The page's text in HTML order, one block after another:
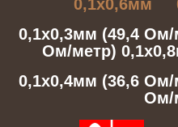
0,1х0,6мм
0,1х0,3мм (49,4 Ом/
Ом/метр)
0,1х0,4мм (36,6 Ом/
Ом/